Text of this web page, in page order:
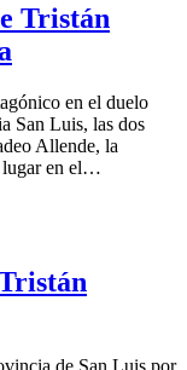
Tristán
en el duelo
San Luis, las dos
Allende, la
lugar en el…
de San Luis por